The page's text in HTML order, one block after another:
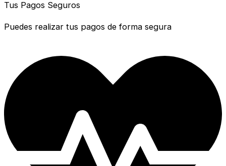
Tus Pagos Seguros
Puedes realizar tus pagos de forma segura